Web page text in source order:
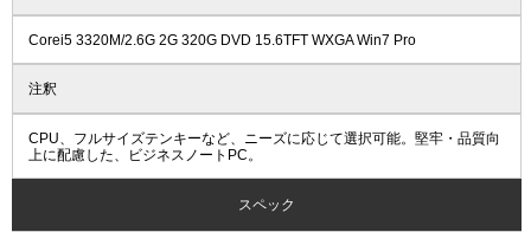
Corei5 3320M/2.6G 2G 320G DVD 15.6TFT WXGA Win7 Pro
注釈
CPU、フルサイズテンキーなど、ニーズに応じて選択可能。堅牢・品質向
上に配慮した、ビジネスノートPC。
スペック